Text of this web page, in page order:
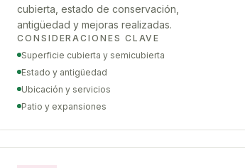
cubierta, estado de conservación,
antigüedad y mejoras realizadas.
CONSIDERACIONES CLAVE
Superficie cubierta y semicubierta
Estado y antigüedad
Ubicación y servicios
Patio y expansiones